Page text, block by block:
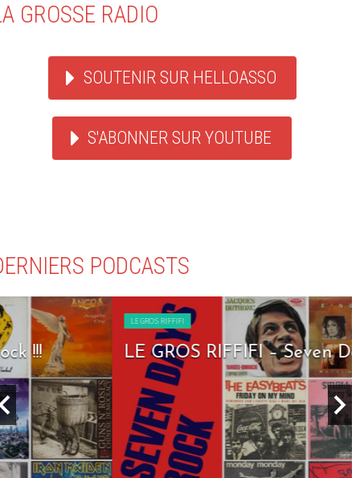
GROSSE RADIO
SOUTENIR SUR HELLOASSO
S'ABONNER SUR YOUTUBE
PODCASTS
LE GROS RIFFIFI
LE GROS RIFFIFI – Seven Days To Rock !!!